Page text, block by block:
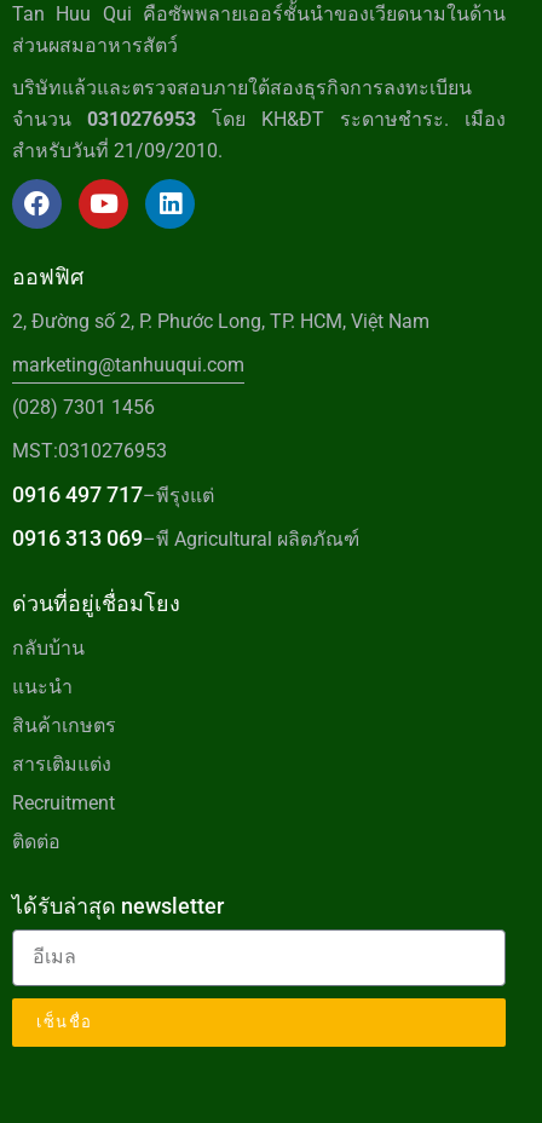
Tan Huu Qui คือซัพพลายเออร์ชั้นนำของเวียดนามในด้าน
ส่วนผสมอาหารสัตว์
บริษัทแล้วและตรวจสอบภายใต้สองธุรกิจการลงทะเบียน
จำนวน 0310276953 โดย KH&ĐT ระดาษชำระ. เมือง
สำหรับวันที่ 21/09/2010.
ออฟฟิศ
2, Đường số 2, P. Phước Long, TP. HCM, Việt Nam
marketing@tanhuuqui.com
(028) 7301 1456
MST:0310276953
0916 497 717–พีรุงแต่
0916 313 069–พี Agricultural ผลิตภัณฑ์
ด่วนที่อยู่เชื่อมโยง
กลับบ้าน
แนะนำ
สินค้าเกษตร
สารเติมแต่ง
Recruitment
ติดต่อ
ได้รับล่าสุด newsletter
เซ็นชื่อ